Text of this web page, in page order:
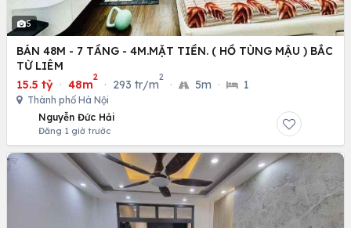
5
BÁN 48M - 7 TẦNG - 4M.MẶT TIỀN. ( HỒ TÙNG MẬU ) BẮC
TỪ LIÊM
15.5 tỷ · 48m
2
· 293 tr/m
2
· 5m · 1
Thành phố Hà Nội
Nguyễn Đức Hải
Đăng 1 giờ trước